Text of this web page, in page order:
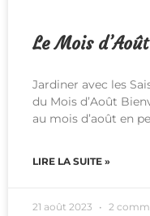
Le Mois
Jardiner avec les
du Mois d’Août
au mois d’août en
LIRE LA SUITE »
21 août 2023 2